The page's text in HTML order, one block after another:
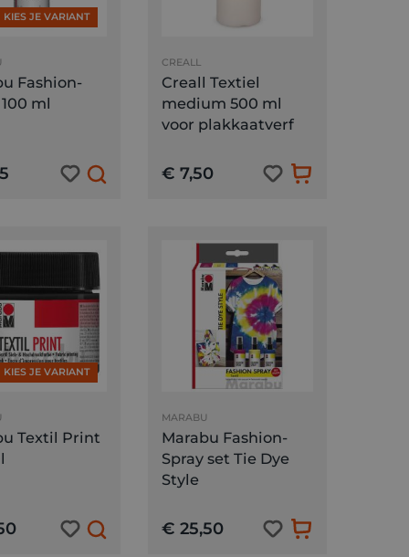
KIES JE VARIANT
Fashion-
ml
CREALL
Creall Textiel
medium 500 ml
voor plakkaatverf
€ 7,50
KIES JE VARIANT
Textil Print
MARABU
Marabu Fashion-
Spray set Tie Dye
Style
€ 25,50